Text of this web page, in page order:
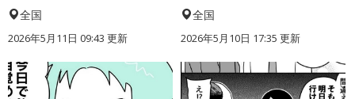
全国
2026年5月11日 09:43 更新
全国
2026年5月10日 17:35 更新